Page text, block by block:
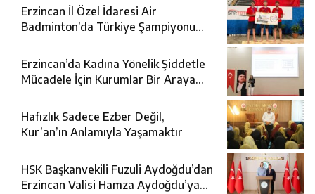
Erzincan İl Özel İdaresi Air
Badminton’da Türkiye Şampiyonu
Erzincan’da Kadına Yönelik Şiddetle
Mücadele İçin Kurumlar Bir Araya
Hafızlık Sadece Ezber Değil,
Kur’an’ın Anlamıyla Yaşamaktır
HSK Başkanvekili Fuzuli Aydoğdu’dan
Erzincan Valisi Hamza Aydoğdu’ya